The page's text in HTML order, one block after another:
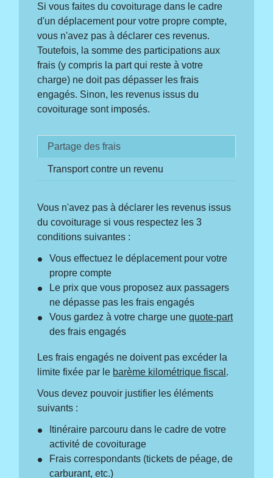
Si vous faites du covoiturage dans le cadre
d'un déplacement pour votre propre compte,
vous n'avez pas à déclarer ces revenus.
Toutefois, la somme des participations aux
frais (y compris la part qui reste à votre
charge) ne doit pas dépasser les frais
engagés. Sinon, les revenus issus du
covoiturage sont imposés.
Partage des frais
Transport contre un revenu
Vous n'avez pas à déclarer les revenus issus
du covoiturage si vous respectez les 3
conditions suivantes :
Vous effectuez le déplacement pour votre
propre compte
Le prix que vous proposez aux passagers
ne dépasse pas les frais engagés
Vous gardez à votre charge unequote-part
des frais engagés
Les frais engagés ne doivent pas excéder la
limite fixée par le barème kilométrique fiscal .
Vous devez pouvoir justifier les éléments
suivants :
Itinéraire parcouru dans le cadre de votre
activité de covoiturage
Frais correspondants (tickets de péage, de
carburant, etc.)